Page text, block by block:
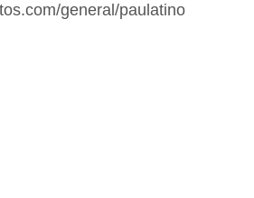
general/paulatino